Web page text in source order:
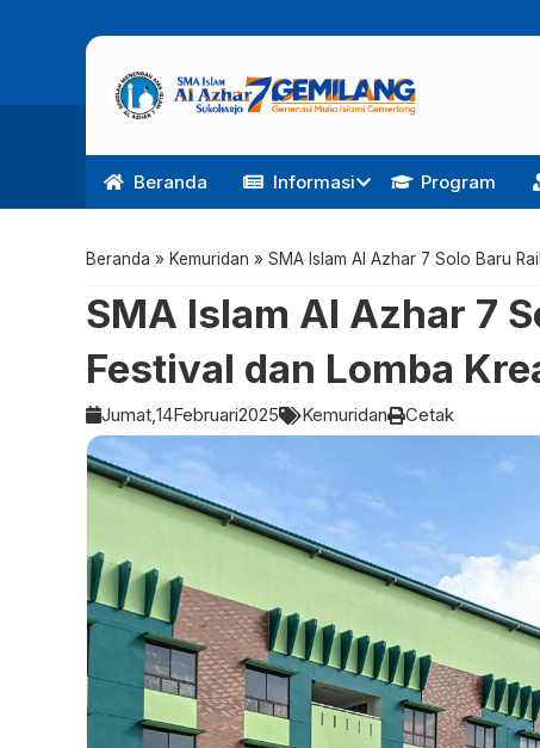
Beranda Informasi Program
Beranda » Kemuridan » SMA Islam Al Azhar 7 Solo Baru
SMA Islam Al Azhar 7
Festival dan Lomba
Jumat,14Februari2025 Kemuridan Cetak